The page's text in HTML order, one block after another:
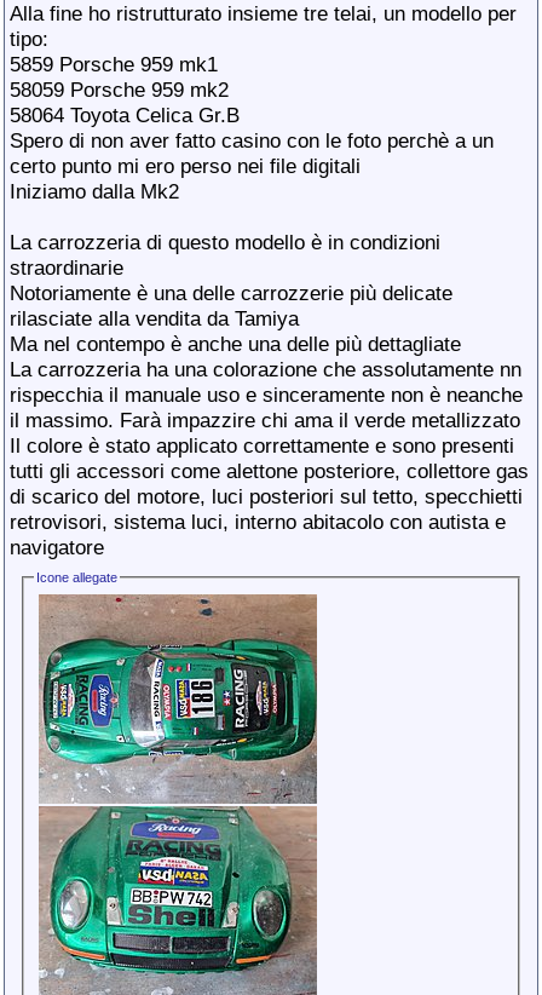
Alla fine ho ristrutturato insieme tre telai, un modello per
tipo:
5859 Porsche 959 mk1
58059 Porsche 959 mk2
58064 Toyota Celica Gr.B
Spero di non aver fatto casino con le foto perchè a un
certo punto mi ero perso nei file digitali
Iniziamo dalla Mk2
La carrozzeria di questo modello è in condizioni
straordinarie
Notoriamente è una delle carrozzerie più delicate
rilasciate alla vendita da Tamiya
Ma nel contempo è anche una delle più dettagliate
La carrozzeria ha una colorazione che assolutamente nn
rispecchia il manuale uso e sinceramente non è neanche
il massimo. Farà impazzire chi ama il verde metallizzato
Il colore è stato applicato correttamente e sono presenti
tutti gli accessori come alettone posteriore, collettore gas
di scarico del motore, luci posteriori sul tetto, specchietti
retrovisori, sistema luci, interno abitacolo con autista e
navigatore
Icone allegate